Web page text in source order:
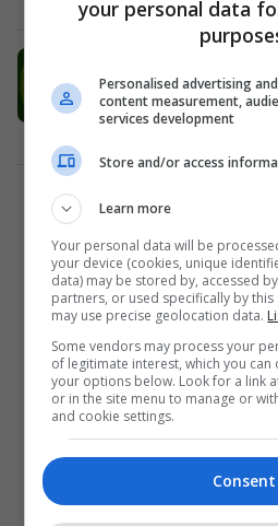
përfshinë
që vërehen
Fun Lajme
your personal data
Personalised advertising
content measurement,
services development
Store and/or access
Learn more
Your personal data will be
your device (cookies, unique
data) may be stored by, accessed
partners, or used specifically by
may use precise geolocation data.
Some vendors may process your
of legitimate interest, which you
your options below. Look for a link
or in the site menu to manage or
and cookie settings.
Consent